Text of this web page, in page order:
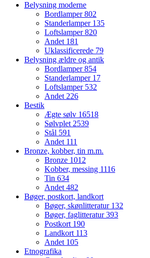
Belysning moderne
Bordlamper802
Standerlamper 135
Loftslamper820
Andet 181
Uklassificerede 79
Belysning ældre og antik
Bordlamper854
Standerlamper 17
Loftslamper 532
Andet226
Bestik
Ægte sølv 16518
Sølvplet2539
Stål 591
Andet 111
Bronze, kobber, tin m.m.
Bronze 1012
Kobber, messing 1116
Tin 634
Andet482
Bøger, postkort, landkort
Bøger, skønlitteratur 132
Bøger, faglitteratur393
Postkort 190
Landkort 113
Andet 105
Etnografika